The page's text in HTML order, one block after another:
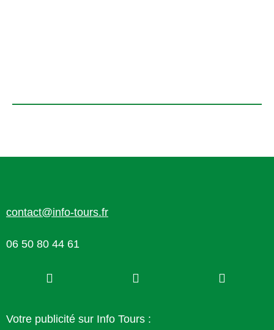
contact@info-tours.fr
06 50 80 44 61
Votre publicité sur Info Tours :